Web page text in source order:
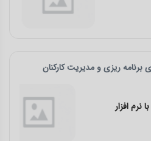
ریزی و مدیریت کارکنان
کار تیمی و راه‌ حل آن با نرم افزار
وظایف تسکینو